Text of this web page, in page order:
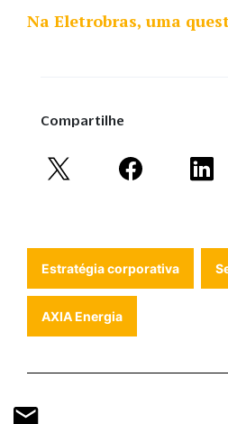
Na Eletrobras, uma
Compartilhe
Estratégia corporativa
AXIA Energia